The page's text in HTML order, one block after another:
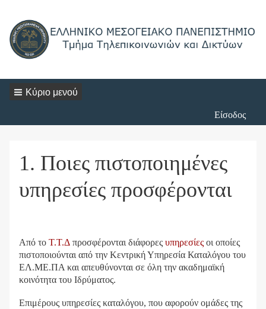
Κύριο μενού
Είσοδος
1. Ποιες πιστοποιημένες
υπηρεσίες προσφέρονται
Από το Τ.Τ.Δ προσφέρονται διάφορες υπηρεσίες οι οποίες
πιστοποιούνται από την Κεντρική Υπηρεσία Καταλόγου του
ΕΛ.ΜΕ.ΠΑ και απευθύνονται σε όλη την ακαδημαϊκή
κοινότητα του Ιδρύματος.
Επιμέρους υπηρεσίες καταλόγου, που αφορούν ομάδες της